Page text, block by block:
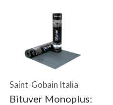
Saint-Gobain Italia
Bituver Monoplus: